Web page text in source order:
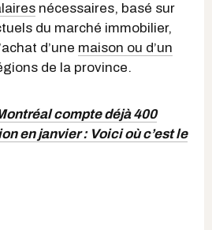
nécessaires, basé sur
du marché immobilier,
d’une maison ou d’un
de la province.
compte déjà 400
en janvier : Voici où c’est le